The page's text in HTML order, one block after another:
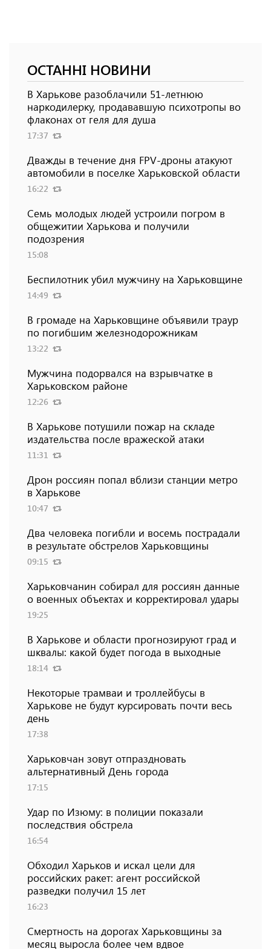
ОСТАННІ НОВИНИ
В Харькове разоблачили 51-летнюю
наркодилерку, продававшую психотропы во
флаконах от геля для душа
17:37
Дважды в течение дня FPV-дроны атакуют
автомобили в поселке Харьковской области
16:22
Семь молодых людей устроили погром в
общежитии Харькова и получили
подозрения
15:08
Беспилотник убил мужчину на Харьковщине
14:49
В громаде на Харьковщине объявили траур
по погибшим железнодорожникам
13:22
Мужчина подорвался на взрывчатке в
Харьковском районе
12:26
В Харькове потушили пожар на складе
издательства после вражеской атаки
11:31
Дрон россиян попал вблизи станции метро
в Харькове
10:47
Два человека погибли и восемь пострадали
в результате обстрелов Харьковщины
09:15
Харьковчанин собирал для россиян данные
о военных объектах и ​​корректировал удары
19:25
В Харькове и области прогнозируют град и
шквалы: какой будет погода в выходные
18:14
Некоторые трамваи и троллейбусы в
Харькове не будут курсировать почти весь
день
17:38
Харьковчан зовут отпраздновать
альтернативный День города
17:15
Удар по Изюму: в полиции показали
последствия обстрела
16:54
Обходил Харьков и искал цели для
российских ракет: агент российской
разведки получил 15 лет
16:23
Смертность на дорогах Харьковщины за
месяц выросла более чем вдвое